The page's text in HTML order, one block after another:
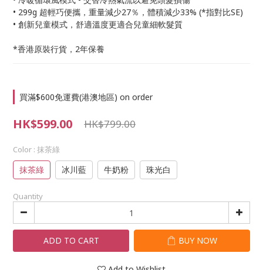
• 299g 超輕巧便攜，重量減少27％，體積減少33% (*指對比SE)
• 創新兒童模式，舒適溫度更適合兒童細軟髮質
*香港原裝行貨，2年保養
買滿$600免運費(港澳地區) on order
HK$599.00 HK$799.00
Color : 抹茶綠
抹茶綠 冰川藍 牛奶粉 珠光白
Quantity
ADD TO CART BUY NOW